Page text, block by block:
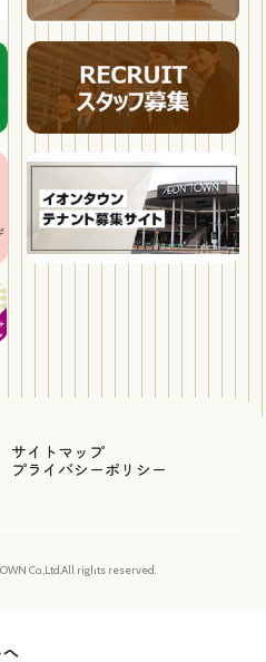
サイトマップ
プライバシーポリシー
Co.,Ltd.All rights reserved.